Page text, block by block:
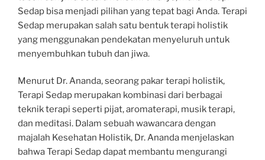
Sedap bisa menjadi pilihan yang tepat bagi Anda. Terapi
Sedap merupakan salah satu bentuk terapi holistik
yang menggunakan pendekatan menyeluruh untuk
menyembuhkan tubuh dan jiwa.
Menurut Dr. Ananda, seorang pakar terapi holistik,
Terapi Sedap merupakan kombinasi dari berbagai
teknik terapi seperti pijat, aromaterapi, musik terapi,
dan meditasi. Dalam sebuah wawancara dengan
majalah Kesehatan Holistik, Dr. Ananda menjelaskan
bahwa Terapi Sedap dapat membantu mengurangi